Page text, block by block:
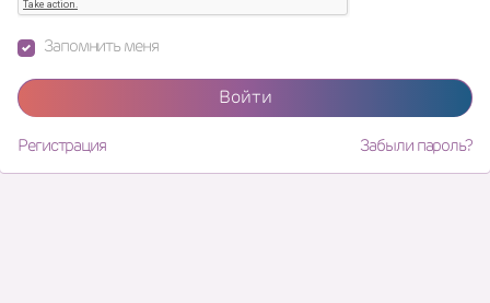
Запомнить меня
Войти
Регистрация Забыли пароль?